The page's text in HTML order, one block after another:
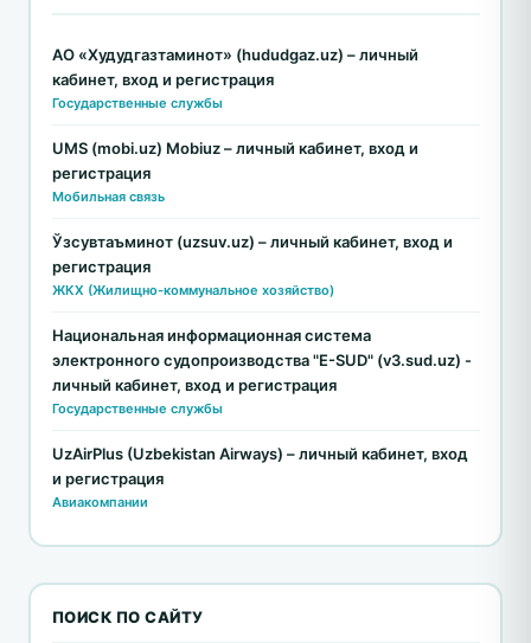
АО «Худудгазтаминот» (hududgaz.uz) – личный
кабинет, вход и регистрация
Государственные службы
UMS (mobi.uz) Mobiuz – личный кабинет, вход и
регистрация
Мобильная связь
Ўзсувтаъминот (uzsuv.uz) – личный кабинет, вход и
регистрация
ЖКХ (Жилищно-коммунальное хозяйство)
Национальная информационная система
электронного судопроизводства "E-SUD" (v3.sud.uz) -
личный кабинет, вход и регистрация
Государственные службы
UzAirPlus (Uzbekistan Airways) – личный кабинет, вход
и регистрация
Авиакомпании
ПОИСК ПО САЙТУ